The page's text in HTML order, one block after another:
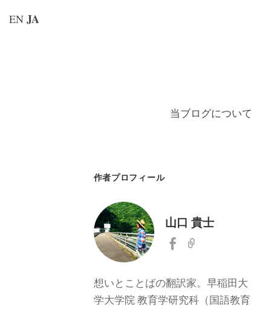
キ
プ
当ブログについて
作者プロフィール
山口 貴士
想いとことばの翻訳家。早稲田大
学大学院 教育学研究科（国語教育
EN JA